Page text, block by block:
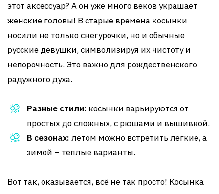
этот аксессуар? А он уже много веков украшает
женские головы! В старые времена косынки
носили не только снегурочки, но и обычные
русские девушки, символизируя их чистоту и
непорочность. Это важно для рождественского
радужного духа.
Разные стили: косынки варьируются от
простых до сложных, с рюшами и вышивкой.
В сезонах: летом можно встретить легкие, а
зимой – теплые варианты.
Вот так, оказывается, всё не так просто! Косынка